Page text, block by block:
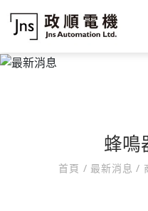
蜂鳴
首頁 / 最新消息/